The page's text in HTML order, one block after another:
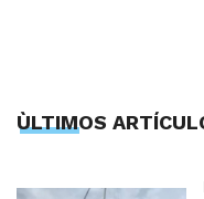
ÙLTIMOS